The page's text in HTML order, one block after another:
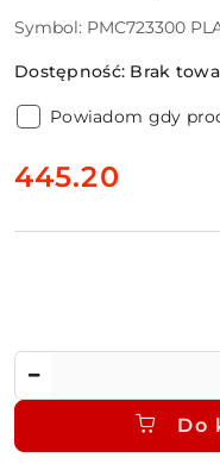
Symbol: PMC723300
Dostępność: Brak
Powiadom gdy
cena:
445.20
Do